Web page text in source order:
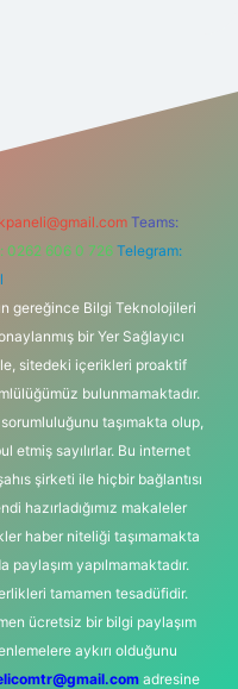
Teams:
0262 606 0 726 Telegram:
gereğince Bilgi Teknolojileri
bir Yer Sağlayıcı
sitedeki içerikleri proaktif
bulunmamaktadır.
taşımakta olup,
etmiş sayılırlar. Bu internet
şirketi ile hiçbir bağlantısı
hazırladığımız makaleler
haber niteliği taşımamakta
yapılmamaktadır.
tamamen tesadüfidir.
ücretsiz bir bilgi paylaşım
aykırı olduğunu
adresine